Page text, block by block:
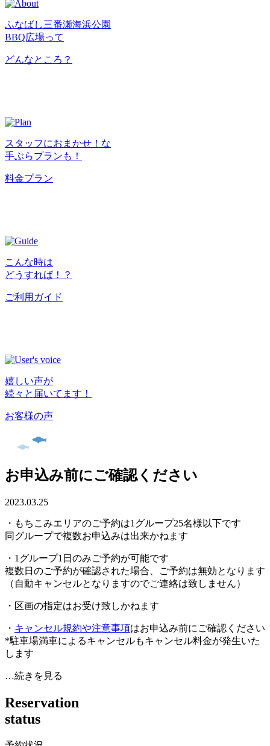
ふなばし三番瀬海浜公園
BBQ広場って
どんなところ？
スタッフにおまかせ！な
手ぶらプランも！
料金プラン
こんな時は
どうすれば！？
ご利用ガイド
嬉しい声が
続々と届いてます！
お客様の声
お申込み前にご確認ください
2023.03.25
・もちこみエリアのご予約は1グループ25名様以下です
同グループで複数お申込みは出来かねます
・1グループ1日のみご予約が可能です
複数日のご予約が確認された場合、ご予約は無効となります
（自動キャンセルとなりますのでご連絡は致しません）
・区画の指定はお受け致しかねます
・ キャンセル規約や注意事項はお申込み前にご確認ください
*駐車場満車によるキャンセルもキャンセル料金が発生いた
します
…続きを見る
Reservation
status